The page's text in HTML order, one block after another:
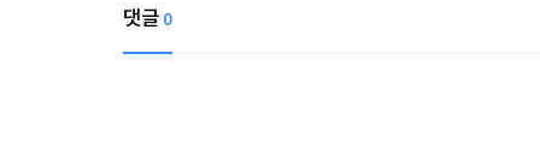
댓글 0